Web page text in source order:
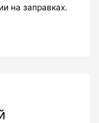
на заправках.